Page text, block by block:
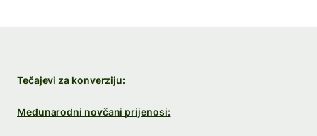
Tečajevi za konverziju:
Međunarodni novčani prijenosi: